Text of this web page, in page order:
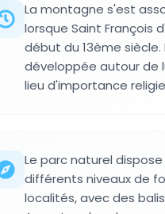
La montagne s'est
lorsque Saint François
début du 13ème
développée autour de
lieu d'importance
Le parc naturel
différents niveaux de
localités, avec des